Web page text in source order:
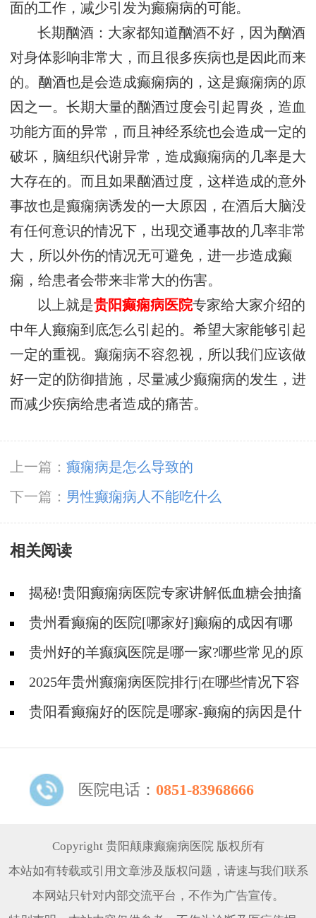
面的工作，减少引发为癫痫病的可能。
长期酗酒：大家都知道酗酒不好，因为酗酒
对身体影响非常大，而且很多疾病也是因此而来
的。酗酒也是会造成癫痫病的，这是癫痫病的原
因之一。长期大量的酗酒过度会引起胃炎，造血
功能方面的异常，而且神经系统也会造成一定的
破坏，脑组织代谢异常，造成癫痫病的几率是大
大存在的。而且如果酗酒过度，这样造成的意外
事故也是癫痫病诱发的一大原因，在酒后大脑没
有任何意识的情况下，出现交通事故的几率非常
大，所以外伤的情况无可避免，进一步造成癫
痫，给患者会带来非常大的伤害。
以上就是贵阳癫痫病医院专家给大家介绍的
中年人癫痫到底怎么引起的。希望大家能够引起
一定的重视。癫痫病不容忽视，所以我们应该做
好一定的防御措施，尽量减少癫痫病的发生，进
而减少疾病给患者造成的痛苦。
上一篇： 癫痫病是怎么导致的
下一篇： 男性癫痫病人不能吃什么
相关阅读
揭秘!贵阳癫痫病医院专家讲解低血糖会抽搐
吗?贵州看癫痫的医院[哪家好]癫痫的成因有哪
些?贵州好的羊癫疯医院是哪一家?哪些常见的原
因会引起羊癫疯?
2025年贵州癫痫病医院排行|在哪些情况下容
易得癫痫？
贵阳看癫痫好的医院是哪家-癫痫的病因是什
医院电话： 0851-83968666
Copyright 贵阳颠康癫痫病医院 版权所有
本站如有转载或引用文章涉及版权问题，请速与我们联系
本网站只针对内部交流平台，不作为广告宣传。